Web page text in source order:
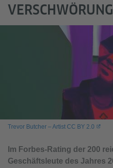
Trevor Butcher – Artist CC BY 2.0
Im Forbes-Rating der 200
Geschäftsleute des Jahres